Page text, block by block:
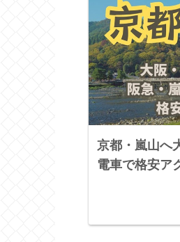
京都・嵐山へ
電車で格安ア